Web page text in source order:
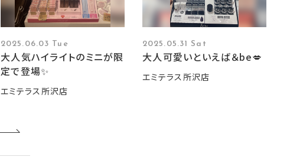
2025.06.03 Tue
大人気ハイライトのミニが限
定で登場✨
エミテラス所沢店
2025.05.31 Sat
大人可愛いといえば＆be💋
エミテラス所沢店